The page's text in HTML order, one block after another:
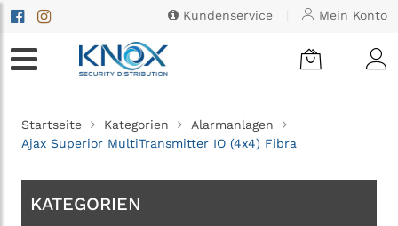
Kundenservice Mein Konto
Startseite Kategorien
Alarmanlagen
Ajax Superior MultiTransmitter IO (4x4) Fibra
KATEGORIEN